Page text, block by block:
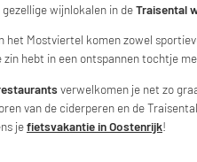
wijnlokalen in deTraisental
het Mostviertel komen zowel
zin hebt in een ontspannen tochtje
verwelkomen je net zo
van de ciderperen en de
jefietsvakantie in Oostenrijk!